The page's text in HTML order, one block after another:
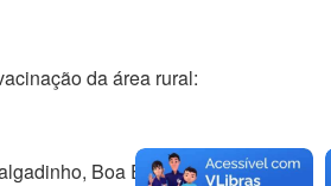
da área rural:
Boa Esperança e